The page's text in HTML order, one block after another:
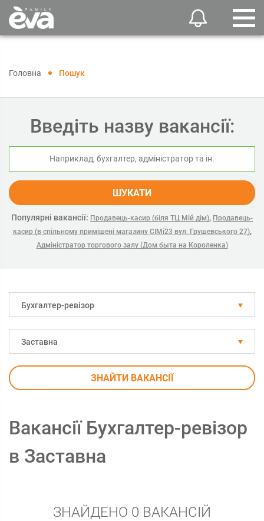
Головна Пошук
Введіть назву вакансії:
ШУКАТИ
Популярні вакансії: Продавець-касир (біля ТЦ Мій дім), Продавець-
касир (в спільному примішені магазину СІМі23 вул. Грушевського 27),
Адміністратор торгового залу (Дом быта на Короленка)
Бухгалтер-ревізор
Заставна
ЗНАЙТИ ВАКАНСІЇ
Вакансії Бухгалтер-ревізор
в Заставна
ЗНАЙДЕНО 0 ВАКАНСІЙ